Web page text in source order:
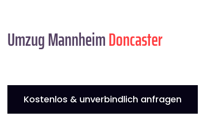
Umzug MannheimDoncaster
Kostenlos & unverbindlich anfragen